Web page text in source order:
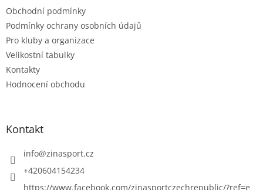
Obchodní podmínky
Podmínky ochrany osobních údajů
Pro kluby a organizace
Velikostní tabulky
Kontakty
Hodnocení obchodu
Kontakt
info@zinasport.cz
+420604154234
https://www.facebook.com/zinasportczechrepublic/?ref=e